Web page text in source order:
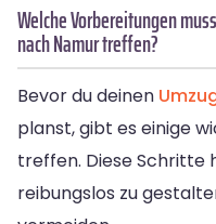
Welche Vorbereitungen
nach Namur treffen?
Bevor du deinen
planst, gibt es einige
treffen. Diese Schritte
reibungslos zu